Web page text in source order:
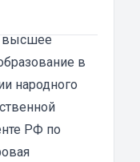
деньги
вам не
под залог
вы
в
народного
РФ по